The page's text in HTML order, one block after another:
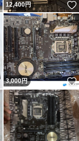
いいね！
12,400円
いいね！
3,000円